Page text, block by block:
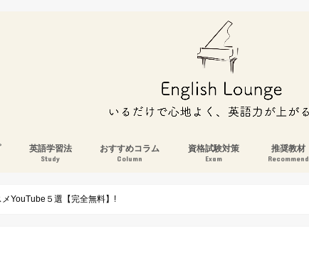
英語学習法
Study
おすすめコラム
Column
資格試験対策
Exam
推奨教材
Recommend
YouTube５選【完全無料】!